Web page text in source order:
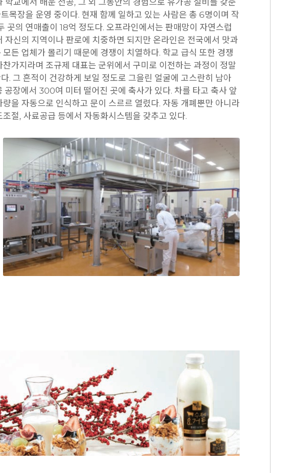
학교에서 배운 전공, 그 외 그동안의 경험으로 유가공 설비를 갖춘
목장을 운영 중이다. 현재 함께 일하고 있는 사람은 총 6명이며 작
곳의 연매출이 18억 정도다. 오프라인에서는 판매망이 자연스럽
자신의 지역이나 판로에 치중하면 되지만 온라인은 전국에서 맛과
모든 업체가 몰리기 때문에 경쟁이 치열하다. 학교 급식 또한 경쟁
찬가지라며 조규제 대표는 군위에서 구미로 이전하는 과정이 정말
. 그 흔적이 건강하게 보일 정도로 그을린 얼굴에 고스란히 남아
공장에서 300여 미터 떨어진 곳에 축사가 있다. 차를 타고 축사 앞
량을 자동으로 인식하고 문이 스르르 열렸다. 자동 개폐뿐만 아니라
조절, 사료공급 등에서 자동화시스템을 갖추고 있다.